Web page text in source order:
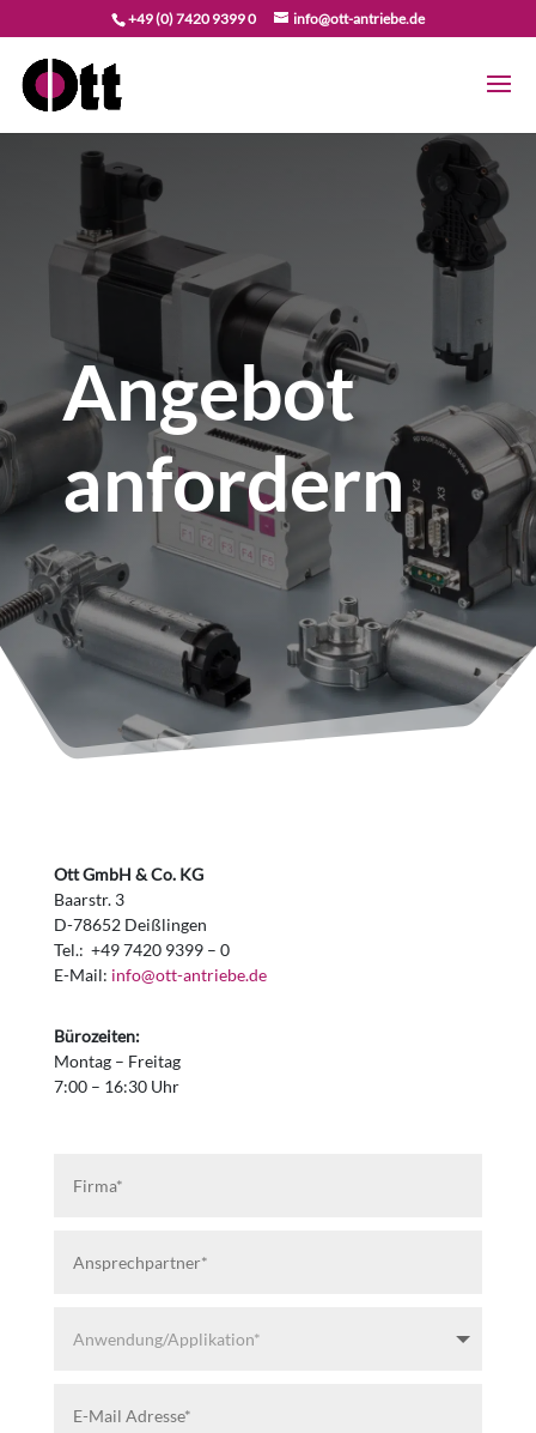
+49 (0) 7420 9399 0 info@ott-antriebe.de
Angebot
anfordern
Ott GmbH & Co. KG
Baarstr. 3
D-78652 Deißlingen
Tel.: +49 7420 9399 – 0
E-Mail: info@ott-antriebe.de
Bürozeiten:
Montag – Freitag
7:00 – 16:30 Uhr